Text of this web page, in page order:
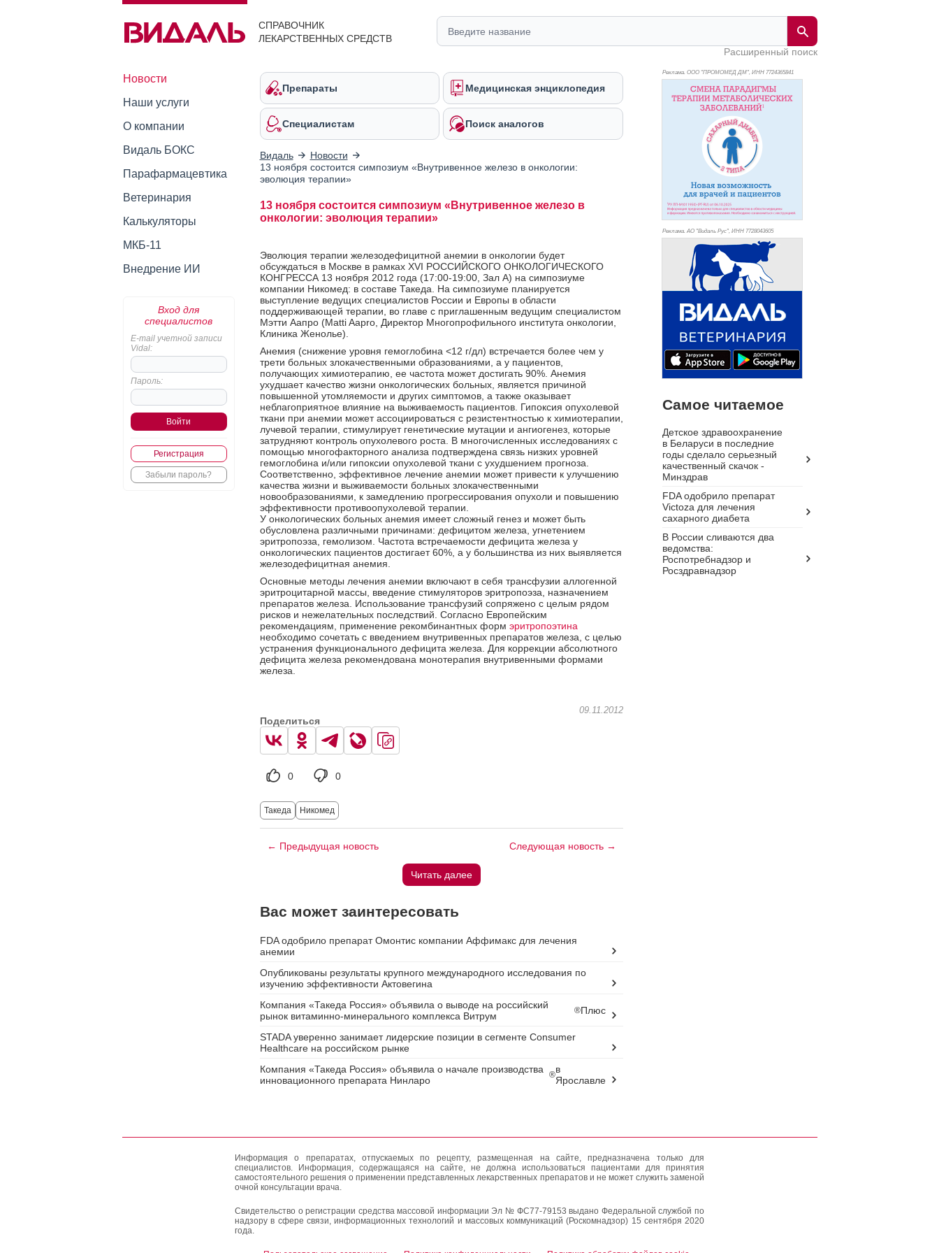
СПРАВОЧНИК
ЛЕКАРСТВЕННЫХ СРЕДСТВ
Расширенный поиск
Новости
Наши услуги
О компании
Видаль БОКС
Парафармацевтика
Ветеринария
Калькуляторы
МКБ-11
Внедрение ИИ
Вход для
специалистов
E-mail учетной записи
Vidal:
Пароль:
Регистрация
Забыли пароль?
Препараты Медицинская энциклопедия
Специалистам Поиск аналогов
Видаль
Новости
13 ноября состоится симпозиум «Внутривенное железо в онкологии:
эволюция терапии»
13 ноября состоится симпозиум «Внутривенное железо в
онкологии: эволюция терапии»
Эволюция терапии железодефицитной анемии в онкологии будет
обсуждаться в Москве в рамках XVI РОССИЙСКОГО ОНКОЛОГИЧЕСКОГО
КОНГРЕССА 13 ноября 2012 года (17:00-19:00, Зал А) на симпозиуме
компании Никомед: в составе Такеда. На симпозиуме планируется
выступление ведущих специалистов России и Европы в области
поддерживающей терапии, во главе с приглашенным ведущим специалистом
Мэтти Аапро (Matti Aapro, Директор Многопрофильного института онкологии,
Клиника Женолье).
Анемия (снижение уровня гемоглобина <12 г/дл) встречается более чем у
трети больных злокачественными образованиями, а у пациентов,
получающих химиотерапию, ее частота может достигать 90%. Анемия
ухудшает качество жизни онкологических больных, является причиной
повышенной утомляемости и других симптомов, а также оказывает
неблагоприятное влияние на выживаемость пациентов. Гипоксия опухолевой
ткани при анемии может ассоциироваться с резистентностью к химиотерапии,
лучевой терапии, стимулирует генетические мутации и ангиогенез, которые
затрудняют контроль опухолевого роста. В многочисленных исследованиях с
помощью многофакторного анализа подтверждена связь низких уровней
гемоглобина и/или гипоксии опухолевой ткани с ухудшением прогноза.
Соответственно, эффективное лечение анемии может привести к улучшению
качества жизни и выживаемости больных злокачественными
новообразованиями, к замедлению прогрессирования опухоли и повышению
эффективности противоопухолевой терапии.
У онкологических больных анемия имеет сложный генез и может быть
обусловлена различными причинами: дефицитом железа, угнетением
эритропоэза, гемолизом. Частота встречаемости дефицита железа у
онкологических пациентов достигает 60%, а у большинства из них выявляется
железодефицитная анемия.
Основные методы лечения анемии включают в себя трансфузии аллогенной
эритроцитарной массы, введение стимуляторов эритропоэза, назначением
препаратов железа. Использование трансфузий сопряжено с целым рядом
рисков и нежелательных последствий. Согласно Европейским
рекомендациям, применение рекомбинантных форм эритропоэтина
необходимо сочетать с введением внутривенных препаратов железа, с целью
устранения функционального дефицита железа. Для коррекции абсолютного
дефицита железа рекомендована монотерапия внутривенными формами
железа.
09.11.2012
Поделиться
0 0
Такеда Никомед
← Предыдущая новость Следующая новость →
Читать далее
Вас может заинтересовать
FDA одобрило препарат Омонтис компании Аффимакс для лечения
анемии
Опубликованы результаты крупного международного исследования по
изучению эффективности Актовегина
Компания «Такеда Россия» объявила о выводе на российский
рынок витаминно-минерального комплекса Витрум
®Плюс
STADA уверенно занимает лидерские позиции в сегменте Consumer
Healthcare на российском рынке
Компания «Такеда Россия» объявила о начале производства
инновационного препарата Нинларо
®в
Ярославле
Реклама. ООО "ПРОМОМЕД ДМ", ИНН 7724365841
Реклама. АО "Видаль Рус", ИНН 7728043605
Самое читаемое
Детское здравоохранение
в Беларуси в последние
годы сделало серьезный
качественный скачок -
Минздрав
FDA одобрило препарат
Victoza для лечения
сахарного диабета
В России сливаются два
ведомства:
Роспотребнадзор и
Росздравнадзор
Информация о препаратах, отпускаемых по рецепту, размещенная на сайте, предназначена только для
специалистов. Информация, содержащаяся на сайте, не должна использоваться пациентами для принятия
самостоятельного решения о применении представленных лекарственных препаратов и не может служить заменой
очной консультации врача.
Свидетельство о регистрации средства массовой информации Эл № ФС77-79153 выдано Федеральной службой по
надзору в сфере связи, информационных технологий и массовых коммуникаций (Роскомнадзор) 15 сентября 2020
года.